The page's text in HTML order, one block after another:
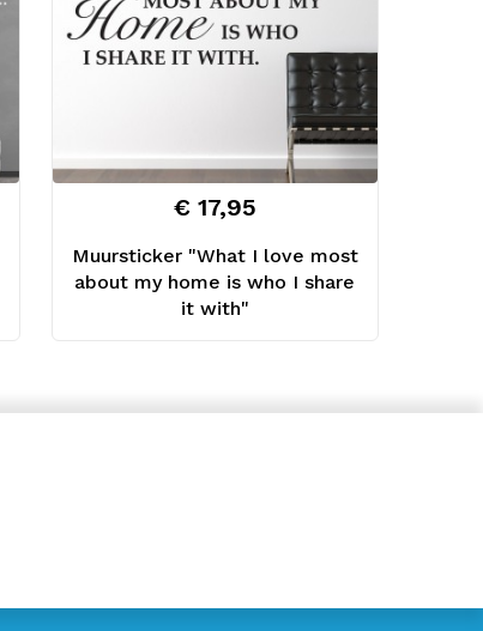
Muursticker "What I love most
about my home is who I share
it with"
€ 17,95